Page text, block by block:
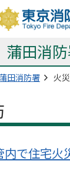
蒲田消
田消防署 火
で住宅火